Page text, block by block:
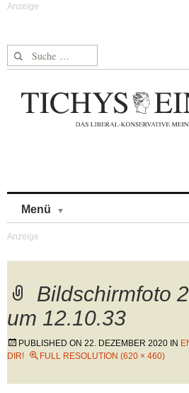
Suche nach:
Menü
Bildschirmfoto
um 12.10.33
PUBLISHED ON 22. DEZEMBER 2020 IN
DIR!
FULL RESOLUTION (620 × 460)